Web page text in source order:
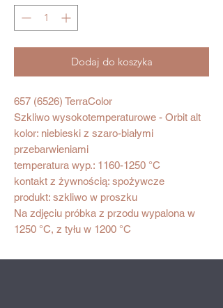
Dodaj do koszyka
657 (6526) TerraColor
Szkliwo wysokotemperaturowe - Orbit alt
kolor: niebieski z szaro-białymi
przebarwieniami
temperatura wyp.: 1160-1250 °C
kontakt z żywnością: spożywcze
produkt: szkliwo w proszku
Na zdjęciu próbka z przodu wypalona w
1250 °C, z tyłu w 1200 °C